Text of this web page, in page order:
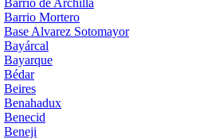
Barrio Mortero
Base Alvarez Sotomayor
Bayárcal
Bayarque
Bédar
Beires
Benahadux
Benecid
Beneji